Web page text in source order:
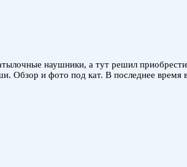
наушники, а тут решил
Обзор и фото под кат. В последнее время